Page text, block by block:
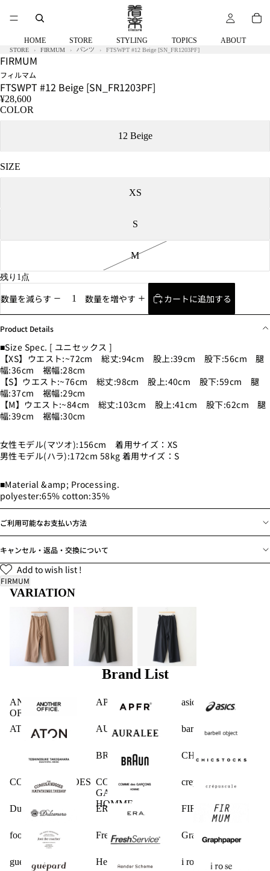
HOME STORE STYLING TOPICS ABOUT
STORE FIRMUM パンツ FTSWPT #12 Beige [SN_FR1203PF]
ズ：
S
ズ：
S
FIRMUM
フィルマム
FTSWPT #12 Beige [SN_FR1203PF]
¥28,600
COLOR
12 Beige
SIZE
XS
S
M
残り1点
数量を減らす 数量を増やす カートに追加する
Product Details
■Size Spec. [ ユニセックス ]
【XS】ウエスト:~72cm 総丈:94cm 股上:39cm 股下:56cm 腿
幅:36cm 裾幅:28cm
【S】ウエスト:~76cm 総丈:98cm 股上:40cm 股下:59cm 腿
幅:37cm 裾幅:29cm
【M】ウエスト:~84cm 総丈:103cm 股上:41cm 股下:62cm 腿
幅:39cm 裾幅:30cm
女性モデル(マツオ):156cm 着用サイズ：XS
男性モデル(ハラ):172cm 58kg 着用サイズ：S
■Material &amp; Processing.
polyester:65% cotton:35%
ご利用可能なお支払い方法
キャンセル・返品・交換について
Add to wish list !
FIRMUM
VARIATION
Brand List
ANOTHER
OFFICE
APFR asics
ATON AURALEE barbell object
BRAUN CHICSTOCKS
COMESANDGOES COMME des
GARCONS
HOMME
crepuscule
Dulcamara ERA. FIRMUM
foot the coacher FreshService Graphpaper
guepard Hender Scheme i ro se